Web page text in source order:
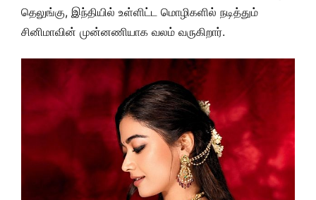
தெலுங்கு, இந்தியில் உள்ளிட்ட மொழிகளில் நடித்தும்
சினிமாவின் முன்னணியாக வலம் வருகிறார்.